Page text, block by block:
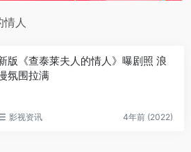
人
版《查泰莱夫人的情人》曝剧照 浪
氛围拉满
影视资讯 4年前 (2022)